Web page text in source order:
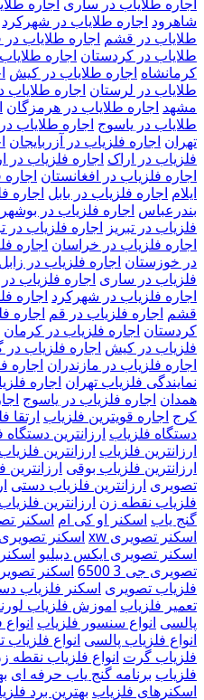
اجاره طلایاب در ساری اجاره
شاهرود اجاره طلایاب در شهرکرد
طلایاب در قشم اجاره طلایاب
طلایاب در کردستان اجاره
کرمانشاه اجاره طلایاب در کیش
طلایاب در لرستان اجاره طلایاب
مشهد اجاره طلایاب در هرمزگان
طلایاب در یاسوج اجاره طلایاب
تهران اجاره فلزیاب در آزربایجان
فلزیاب در اراک اجاره فلزیاب در
اجاره فلزیاب در افغانستان
ایلام اجاره فلزیاب در بابل اجاره
بندرعباس اجاره فلزیاب در بوشهر
فلزیاب در تبریز
اجاره فلزیاب در
اجاره فلزیاب در خراسان اجاره
در خوزستان اجاره فلزیاب در زابل
فلزیاب در ساری اجاره فلزیاب
اجاره فلزیاب در شهرکرد اجاره
قشم اجاره فلزیاب در قم اجاره
کردستان اجاره فلزیاب در کرمان
فلزیاب در کیش اجاره فلزیاب در
اجاره فلزیاب در مازندران اجاره
نمایندگی فلزیاب تهران اجاره
همدان اجاره فلزیاب در یاسوج
کرج اجاره قویترین فلزیاب ارتقا
دستگاه فلزیاب ارزانترین
ارزانترین فلزیاب ارزانترین
ارزانترین فلزیاب بوقی
تصویری ارزانترین فلزیاب دستی
فلزیاب نقطه زن ارزانترین
گنج یاب اسکنر او کی ام اسکنر
اسکنر تصویری xw
اسکنر
اسکنر تصویری ایکس دبیلیو اسکنر
تصویری جی 3 6500
اسکنر
فلزیاب تصویری اسکنر فلزیاب
تعمیر فلزیاب اموزش فلزیاب
پالسی انواع سنسور فلزیاب
انواع فلزیاب پالسی انواع
فلزیاب گرت انواع فلزیاب نقطه
فلزیاب برنامه گنج یاب حرفه ای
اسکنرهای فلزیاب بهترین برد